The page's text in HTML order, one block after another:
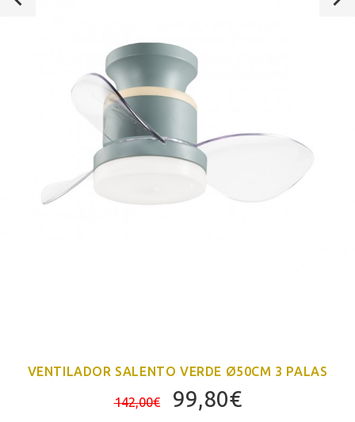
VENTILADOR SALENTO VERDE Ø50CM 3 PALAS
142,00€
El
99,80€El